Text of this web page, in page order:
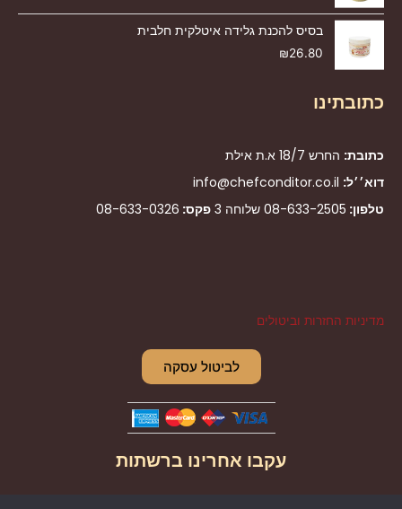
בסיס להכנת גלידה איטלקית חלבית
₪26.80
כתובתינו
כתובת: החרש 18/7 א.ת אילת
דוא׳׳ל: info@chefconditor.co.il
טלפון: 08-633-2505 שלוחה 3 פקס: 08-633-0326
מדיניות החזרות וביטולים
לביטול עסקה
עקבו אחרינו ברשתות